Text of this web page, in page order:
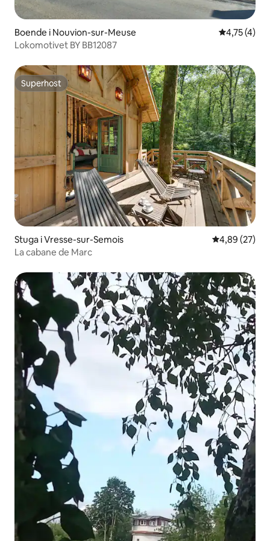
Boende i Nouvion-sur-Meuse 4,75 av 5 i
4,75 (4)
Lokomotivet BY BB12087
Superhost
Superhost
Stuga i Vresse-sur-Semois 4,89 av 5 i
4,89 (27)
La cabane de Marc